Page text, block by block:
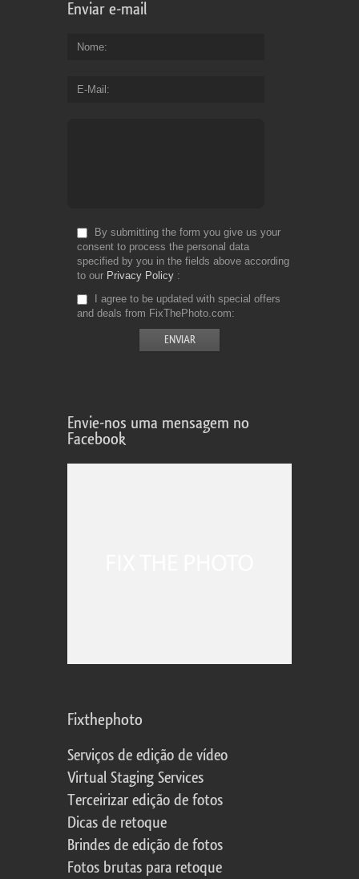
Enviar e-mail
Nome
E-Mail
By submitting the form you give us your
consent to process the personal data
specified by you in the fields above according
to our Privacy Policy
I agree to be updated with special offers
and deals from FixThePhoto.com
Envie-nos uma mensagem no
Facebook
Fixthephoto
Serviços de edição de vídeo
Virtual Staging Services
Terceirizar edição de fotos
Dicas de retoque
Brindes de edição de fotos
Fotos brutas para retoque